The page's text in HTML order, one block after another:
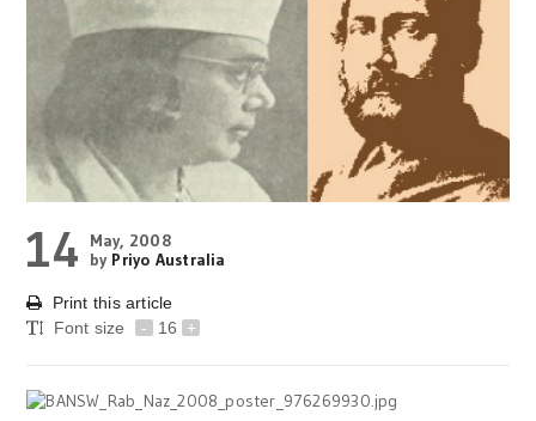
14
May, 2008
by Priyo Australia
Print this article
Font size
- 16 +